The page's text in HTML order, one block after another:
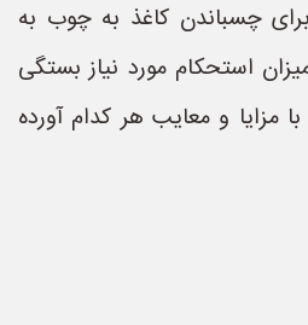
چسباندن کاغذ به چوب به
استحکام مورد نیاز بستگی
با مزایا و معایب هر کدام آورده